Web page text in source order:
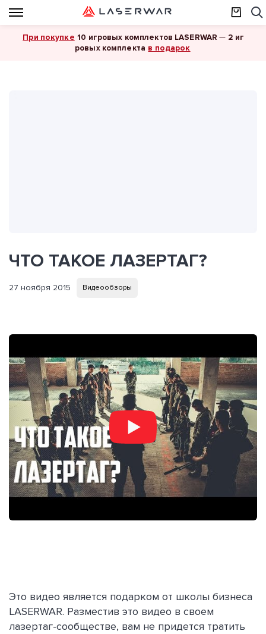
При покупке 10 игровых комплектов LASERWAR — 2 иг
ровых комплекта в подарок
ЧТО ТАКОЕ ЛАЗЕРТАГ?
27 ноября 2015 Видеообзоры
Это видео является подарком от школы бизнеса
LASERWAR. Разместив это видео в своем
лазертаг-сообществе, вам не придется тратить